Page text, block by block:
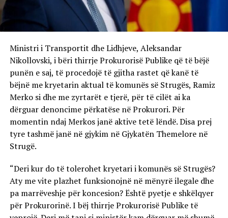
Ministri i Transportit dhe Lidhjeve, Aleksandar
Nikollovski, i bëri thirrje Prokurorisë Publike që të bëjë
punën e saj, të procedojë të gjitha rastet që kanë të
bëjnë me kryetarin aktual të komunës së Strugës, Ramiz
Merko si dhe me zyrtarët e tjerë, për të cilët ai ka
dërguar denoncime përkatëse në Prokurori. Për
momentin ndaj Merkos janë aktive tetë lëndë. Disa prej
tyre tashmë janë në gjykim në Gjykatën Themelore në
Strugë.
“Deri kur do të tolerohet kryetari i komunës së Strugës?
Aty me vite plazhet funksionojnë në mënyrë ilegale dhe
pa marrëveshje për koncesion? Është pyetje e shkëlqyer
për Prokurorinë. I bëj thirrje Prokurorisë Publike të